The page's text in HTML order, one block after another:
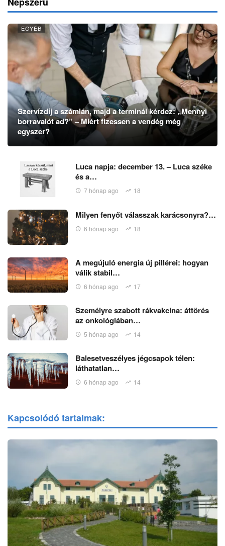
EGYÉB
Szervízdíj a számlán, majd a terminál kérdez: „Mennyi
borravalót ad?” – Miért fizessen a vendég még
egyszer?
Luca napja: december 13. – Luca széke
és a…
7 hónap ago 18
Milyen fenyőt válasszak karácsonyra?…
6 hónap ago 18
A megújuló energia új pillérei: hogyan
válik stabil…
6 hónap ago 17
Személyre szabott rákvakcina: áttörés
az onkológiában…
5 hónap ago 14
Balesetveszélyes jégcsapok télen:
láthatatlan…
6 hónap ago 14
Kapcsolódó tartalmak: